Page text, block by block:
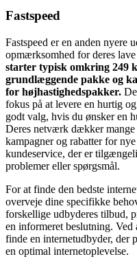
Fastspeed
Fastspeed er en anden nyere
opmærksomhed for deres
starter typisk omkring 249
grundlæggende pakke og
for højhastighedspakker.
fokus på at levere en hurtig
godt valg, hvis du ønsker en
Deres netværk dækker
kampagner og rabatter for
kundeservice, der er
problemer eller spørgsmål.
For at finde den bedste
overveje dine specifikke
forskellige udbyderes tilbud,
en informeret beslutning. Ved
finde en internetudbyder, der
en optimal internetoplevelse.